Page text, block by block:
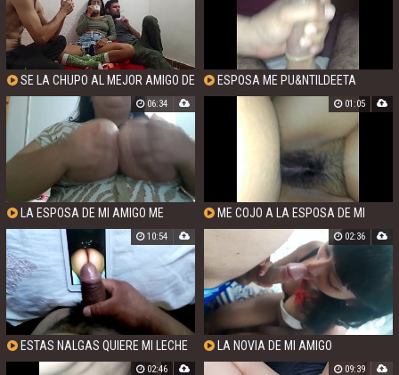
SE LA CHUPO AL MEJOR AMIGO DE
MI NOVIO
ESPOSA ME PU&NTILDEETA
ENFRENTE DE SU MARIDO HASTA
SACARME LA LECHE
LA ESPOSA DE MI AMIGO ME
MANDA VIDEO
06:34
ME COJO A LA ESPOSA DE MI
AMIGO
01:05
ESTAS NALGAS QUIERE MI LECHE
10:54
LA NOVIA DE MI AMIGO
02:36
02:46 09:39